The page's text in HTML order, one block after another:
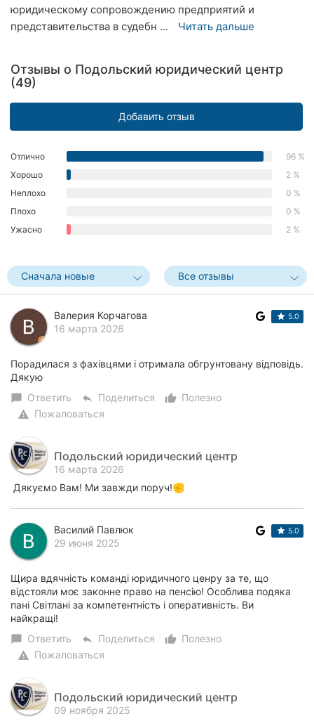
Львов
Николаев
Чернигов
Черновцы
Сумы
Ивано-
Франковск
Луцк
Ужгород
Карпаты
юридическому сопровождению предприятий и
представительства в судебн ...
Читать дальше
Отзывы о Подольский юридический центр
(49)
Добавить отзыв
Отлично
96 %
Хорошо
2 %
Неплохо
0 %
Плохо
0 %
Ужасно
2 %
Сначала новые Все отзывы
Валерия Корчагова
16 марта 2026
5.0
Порадилася з фахівцями і отримала обгрунтовану відповідь.
Дякую
chat_bubble Ответить reply Поделиться thumb_up_alt
Полезно
warning Пожаловаться
Подольский юридический центр
16 марта 2026
Дякуємо Вам! Ми завжди поруч!✊
Василий Павлюк
29 июня 2025
5.0
Щира вдячність команді юридичного ценру за те, що
відстояли моє законне право на пенсію! Особлива подяка
пані Світлані за компетентність і оперативність. Ви
найкращі!
chat_bubble Ответить reply Поделиться thumb_up_alt
Полезно
warning Пожаловаться
Подольский юридический центр
09 ноября 2025